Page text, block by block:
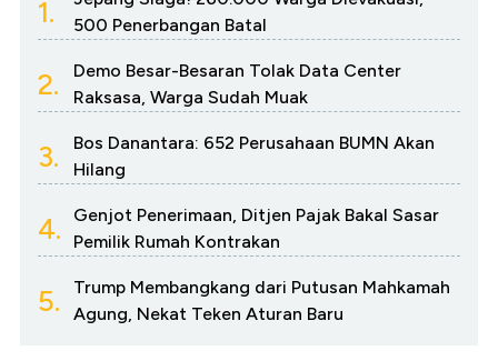
1.
500 Penerbangan Batal
2.
Demo Besar-Besaran Tolak Data Center
Raksasa, Warga Sudah Muak
3.
Bos Danantara: 652 Perusahaan BUMN Akan
Hilang
4.
Genjot Penerimaan, Ditjen Pajak Bakal Sasar
Pemilik Rumah Kontrakan
5.
Trump Membangkang dari Putusan Mahkamah
Agung, Nekat Teken Aturan Baru